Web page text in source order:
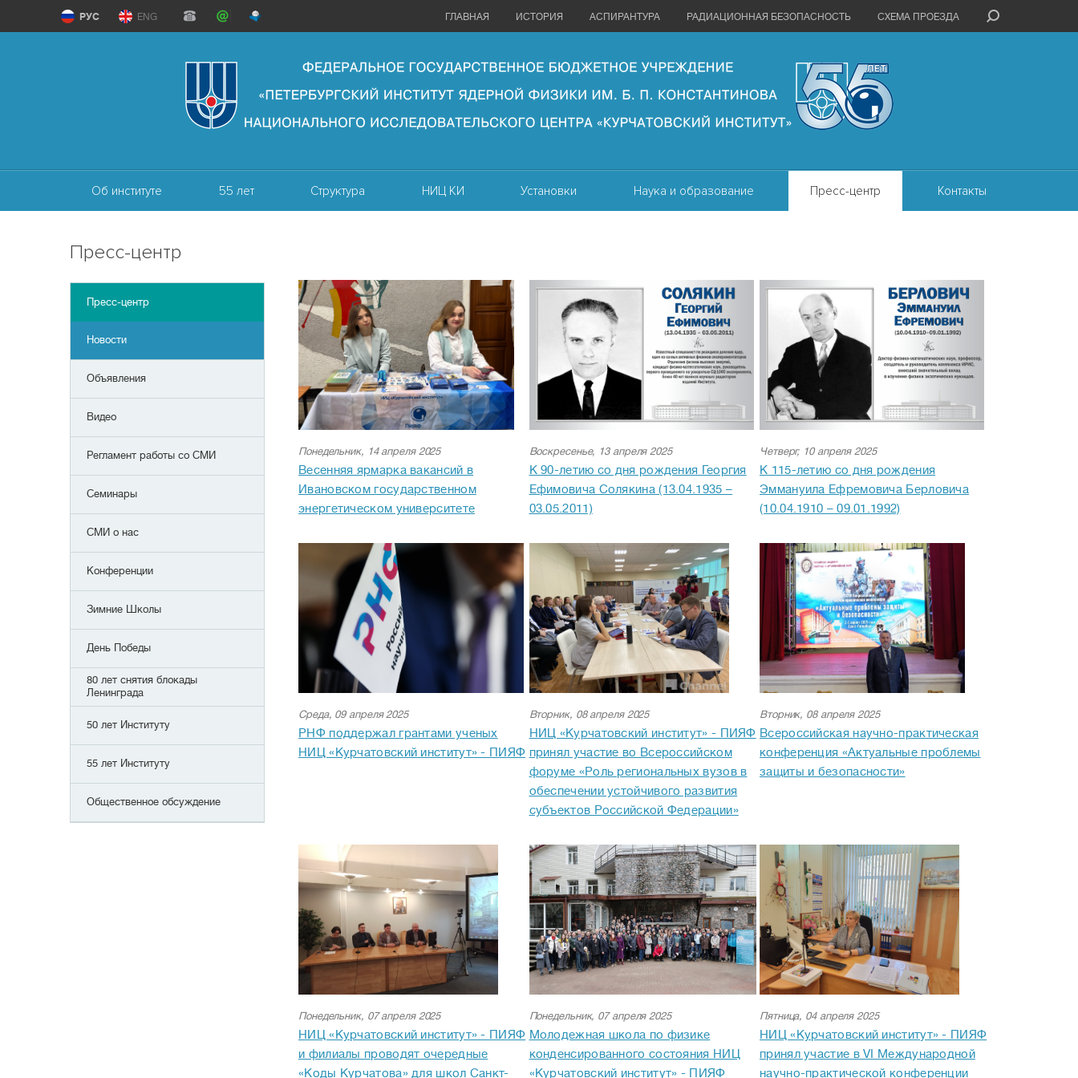
ГЛАВНАЯ ИСТОРИЯ АСПИРАНТУРА РАДИАЦИОННАЯ БЕЗОПАСНОСТЬ СХЕМА ПРОЕЗДА
РУС ENG
Об институте 55 лет Структура НИЦ КИ Установки Наука и образование Пресс-центр Контакты
Пресс-центр
Пресс-центр
Новости
Объявления
Видео
Регламент работы со СМИ
Семинары
СМИ о нас
Конференции
Зимние Школы
День Победы
80 лет снятия блокады
Ленинграда
50 лет Институту
55 лет Институту
Общественное обсуждение
Понедельник, 14 апреля 2025
Весенняя ярмарка вакансий в
Ивановском государственном
энергетическом университете
Воскресенье, 13 апреля 2025
К 90-летию со дня рождения Георгия
Ефимовича Солякина (13.04.1935 –
03.05.2011)
Четверг, 10 апреля 2025
К 115-летию со дня рождения
Эммануила Ефремовича Берловича
(10.04.1910 – 09.01.1992)
Среда, 09 апреля 2025
РНФ поддержал грантами ученых
НИЦ «Курчатовский институт» - ПИЯФ
Вторник, 08 апреля 2025
НИЦ «Курчатовский институт» - ПИЯФ
принял участие во Всероссийском
форуме «Роль региональных вузов в
обеспечении устойчивого развития
субъектов Российской Федерации»
Вторник, 08 апреля 2025
Всероссийская научно-практическая
конференция «Актуальные проблемы
защиты и безопасности»
Понедельник, 07 апреля 2025
НИЦ «Курчатовский институт» - ПИЯФ
и филиалы проводят очередные
«Коды Курчатова» для школ Санкт-
Понедельник, 07 апреля 2025
Молодежная школа по физике
конденсированного состояния НИЦ
«Курчатовский институт» - ПИЯФ
Пятница, 04 апреля 2025
НИЦ «Курчатовский институт» - ПИЯФ
принял участие в VI Международной
научно-практической конференции